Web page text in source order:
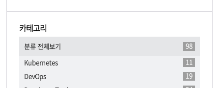
카테고리
분류 전체보기
98
Kubernetes
11
DevOps
19